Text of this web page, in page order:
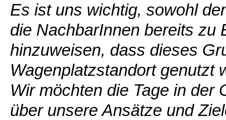
Es ist uns wichtig, sowohl
die NachbarInnen bereits zu
hinzuweisen, dass dieses
Wagenplatzstandort genutzt
Wir möchten die Tage in der
über unsere Ansätze und